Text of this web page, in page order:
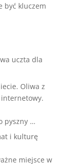
być kluczem
uczta dla
Oliwa z
pyszny …
i kulturę
miejsce w